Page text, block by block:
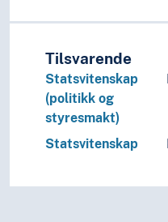
Tilsvarende
Statsvitenskap
(politikk og
styresmakt)
Statsvitenskap